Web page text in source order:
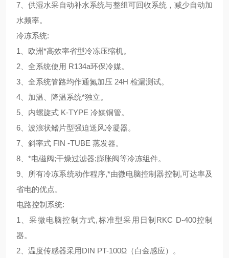
7 、供湿水采自动补水系统与整组可回收系统，减少自动加
水频率。
冷冻系统:
1
、欧洲*高效率省型冷冻压缩机。
2 、全系统使用 R134a环保冷媒。
3 、全系统管路均作通氮加压 24H 检漏测试。
4 、加温、降温系统*独立。
5 、内螺旋式 K-TYPE 冷媒铜管。
6 、波浪状鳍片型强迫送风冷凝器。
7 、斜率式 FIN -TUBE 蒸发器。
8 、*电磁阀;干燥过滤器;膨胀阀等冷冻组件。
9 、所有冷冻系统动作程序,*由微电脑控制器控制 ,可达率及
省电的优点。
电路控制系统:
1
、采微电脑控制方式,标准型采用日制 RKC D-400控制
器。
2 、温度传感器采用DIN PT-100Ω（白金感应）
。